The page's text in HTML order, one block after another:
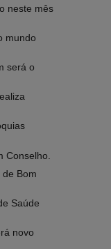
neste mês
mundo
será o
Conselho.
Bom
Saúde
novo